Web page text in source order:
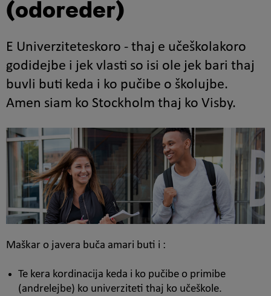
(odoreder)
E Univerziteteskoro - thaj e učeškolakoro
godidejbe i jek vlasti so isi ole jek bari thaj
buvli buti keda i ko pučibe o školujbe.
Amen siam ko Stockholm thaj ko Visby.
Maškar o javera buča amari buti i :
Te kera kordinacija keda i ko pučibe o primibe
(andrelejbe) ko univerziteti thaj ko učeškole.